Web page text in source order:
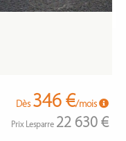
Dès 346 €/mois
Prix Lesparre 22 630 €